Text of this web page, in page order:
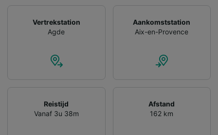
Vertrekstation
Agde
Aankomststation
Aix-en-Provence
Reistijd
Vanaf 3u 38m
Afstand
162 km